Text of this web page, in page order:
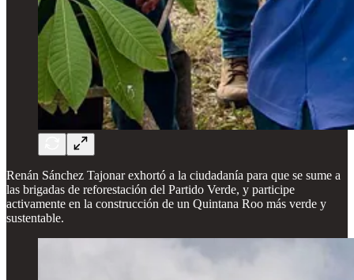
Renán Sánchez Tajonar exhortó a la ciudadanía para que se sume a
las brigadas de reforestación del Partido Verde, y participe
activamente en la construcción de un Quintana Roo más verde y
sustentable.